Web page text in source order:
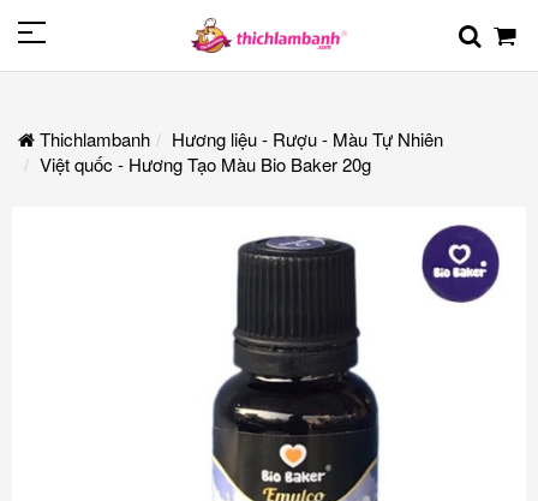
Thichlambanh
Hương liệu - Rượu - Màu Tự Nhiên
Việt quốc - Hương Tạo Màu Bio Baker 20g